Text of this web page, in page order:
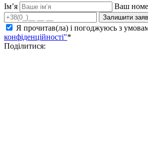
Ім’я Ваш
Залишити
Я прочитав(ла) і погоджуюсь з
конфіденційності"*
Поділитися: